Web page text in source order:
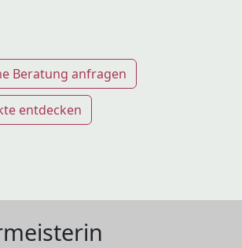
Beratung anfragen
entdecken